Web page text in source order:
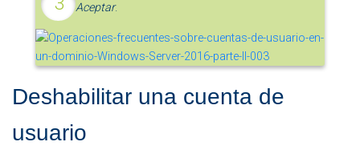
Aceptar.
Deshabilitar una cuenta de
usuario